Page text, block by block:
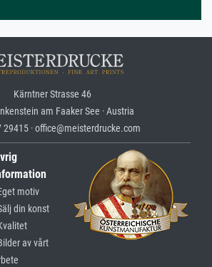
Kärntner Strasse 46
am Faaker See · Austria
29415 · office@meisterdrucke.com
motiv
din konst
av vårt